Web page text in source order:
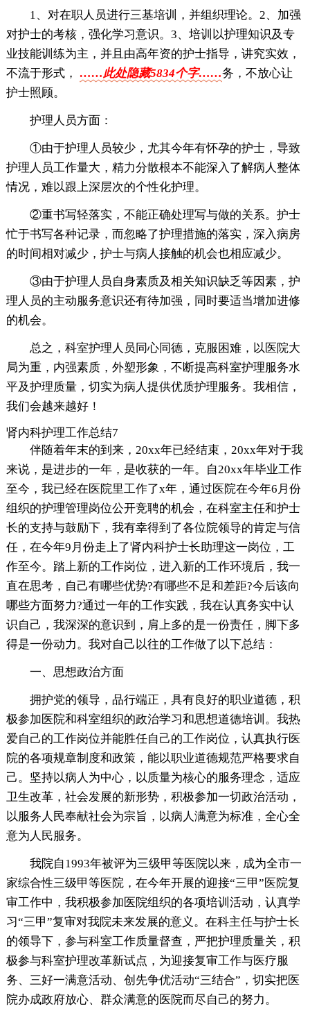
1、对在职人员进行三基培训，并组织理论。2、加强
对护士的考核，强化学习意识。3、培训以护理知识及专
业技能训练为主，并且由高年资的护士指导，讲究实效，
不流于形式， ……此处隐藏5834个字……务，不放心让
护士照顾。
护理人员方面：
①由于护理人员较少，尤其今年有怀孕的护士，导致
护理人员工作量大，精力分散根本不能深入了解病人整体
情况，难以跟上深层次的个性化护理。
②重书写轻落实，不能正确处理写与做的关系。护士
忙于书写各种记录，而忽略了护理措施的落实，深入病房
的时间相对减少，护士与病人接触的机会也相应减少。
③由于护理人员自身素质及相关知识缺乏等因素，护
理人员的主动服务意识还有待加强，同时要适当增加进修
的机会。
总之，科室护理人员同心同德，克服困难，以医院大
局为重，内强素质，外塑形象，不断提高科室护理服务水
平及护理质量，切实为病人提供优质护理服务。我相信，
我们会越来越好！
肾内科护理工作总结7
伴随着年末的到来，20xx年已经结束，20xx年对于我
来说，是进步的一年，是收获的一年。自20xx年毕业工作
至今，我已经在医院里工作了x年，通过医院在今年6月份
组织的护理管理岗位公开竞聘的机会，在科室主任和护士
长的支持与鼓励下，我有幸得到了各位院领导的肯定与信
任，在今年9月份走上了肾内科护士长助理这一岗位，工
作至今。踏上新的工作岗位，进入新的工作环境后，我一
直在思考，自己有哪些优势?有哪些不足和差距?今后该向
哪些方面努力?通过一年的工作实践，我在认真务实中认
识自己，我深深的意识到，肩上多的是一份责任，脚下多
得是一份动力。我对自己以往的工作做了以下总结：
一、思想政治方面
拥护党的领导，品行端正，具有良好的职业道德，积
极参加医院和科室组织的政治学习和思想道德培训。我热
爱自己的工作岗位并能胜任自己的工作岗位，认真执行医
院的各项规章制度和政策，能以职业道德规范严格要求自
己。坚持以病人为中心，以质量为核心的服务理念，适应
卫生改革，社会发展的新形势，积极参加一切政治活动，
以服务人民奉献社会为宗旨，以病人满意为标准，全心全
意为人民服务。
我院自1993年被评为三级甲等医院以来，成为全市一
家综合性三级甲等医院，在今年开展的迎接“三甲”医院复
审工作中，我积极参加医院组织的各项培训活动，认真学
习“三甲”复审对我院未来发展的意义。在科主任与护士长
的领导下，参与科室工作质量督查，严把护理质量关，积
极参与科室护理改革新试点，为迎接复审工作与医疗服
务、三好一满意活动、创先争优活动“三结合”，切实把医
院办成政府放心、群众满意的医院而尽自己的努力。